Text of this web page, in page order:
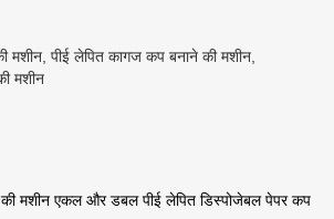
मशीन पीई लेपित कागज कप बनाने की मशीन
मशीन
मशीन एकल और डबल पीई लेपित डिस्पोजेबल पेपर कप